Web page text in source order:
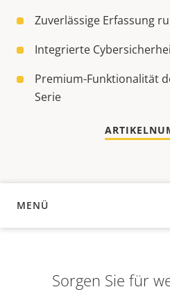
Zuverlässige Erfassung
Integrierte
Premium-Funktionalität
Serie
MENÜ
ÜBERSICHT
Sorgen Sie für